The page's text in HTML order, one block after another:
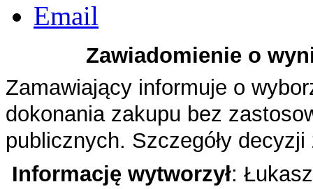
Zawiadomienie o
Zamawiający informuje o
dokonania zakupu bez
publicznych. Szczegóły
Informację wytworzył: